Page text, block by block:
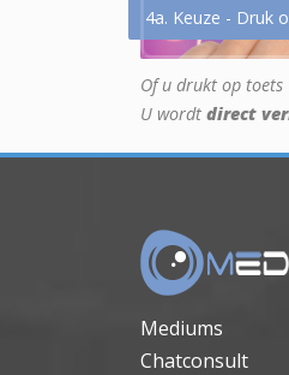
4a. Keuze - Druk
Of u drukt op toets
U wordt direct
Mediums
Chatconsult